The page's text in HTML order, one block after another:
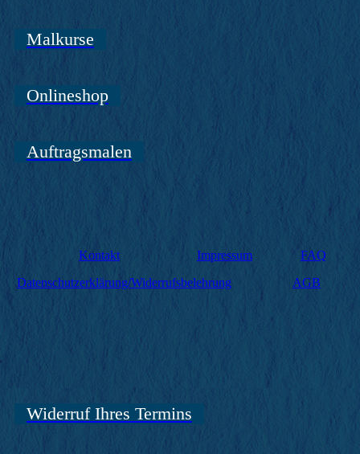
Malkurse
Onlineshop
Auftragsmalen
Kontakt Impressum
FAQ
Datenschutzerklärung/Widerrufsbelehrung
AGB
Widerruf Ihres Termins